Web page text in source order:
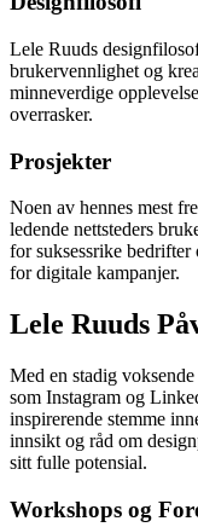
Lele Ruuds
brukervennlighet og
minneverdige
overrasker.
Prosjekter
Noen av hennes mest
ledende nettsteders
for suksessrike bedrifter
for digitale kampanjer.
Lele Ruuds
Med en stadig
som Instagram og
inspirerende stemme
innsikt og råd om
sitt fulle potensial.
Workshops og